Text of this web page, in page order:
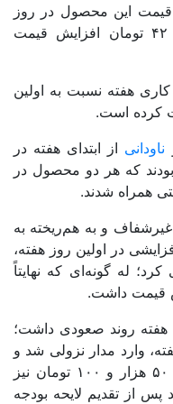
این محصول در روز
چهارشنبه نسبت به روز شنبه تنها ۴۲ تومان افزایش قیمت
هفته نسبت به اولین
ناودانی از ابتدای هفته در
که هر دو محصول در
و به هم‌ریخته به
در اولین روز هفته،
له گونه‌ای که نهایتاً
هفته روند صعودی داشت؛
وارد مدار نزولی شد و
طی این مدت قیمت هر دلار تا مرز ۵۰ هزار و ۱۰۰ تومان نیز
از تقدیم لایحه بودجه